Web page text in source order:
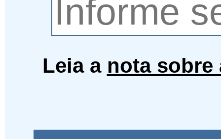
Leia a nota sobre